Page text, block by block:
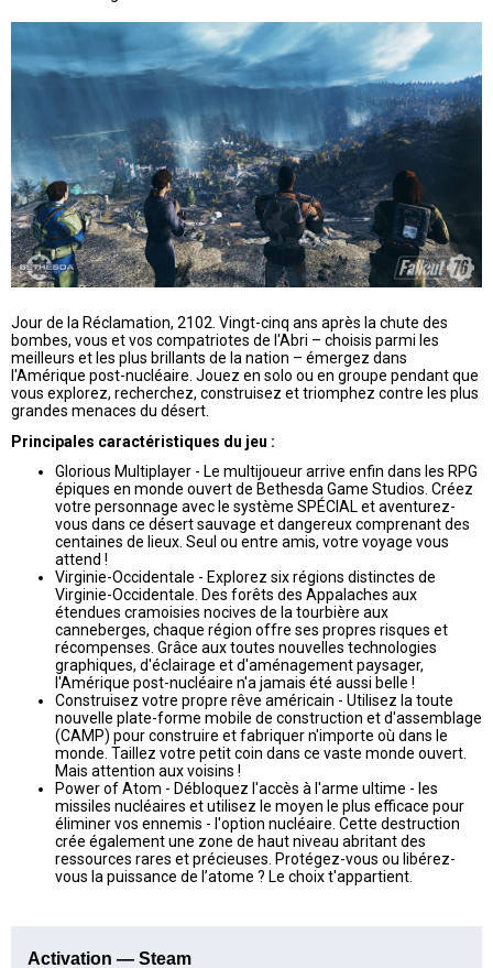
Jour de la Réclamation, 2102. Vingt-cinq ans après la chute des
bombes, vous et vos compatriotes de l'Abri – choisis parmi les
meilleurs et les plus brillants de la nation – émergez dans
l'Amérique post-nucléaire. Jouez en solo ou en groupe pendant que
vous explorez, recherchez, construisez et triomphez contre les plus
grandes menaces du désert.
Principales caractéristiques du jeu :
Glorious Multiplayer - Le multijoueur arrive enfin dans les RPG
épiques en monde ouvert de Bethesda Game Studios. Créez
votre personnage avec le système SPÉCIAL et aventurez-
vous dans ce désert sauvage et dangereux comprenant des
centaines de lieux. Seul ou entre amis, votre voyage vous
attend !
Virginie-Occidentale - Explorez six régions distinctes de
Virginie-Occidentale. Des forêts des Appalaches aux
étendues cramoisies nocives de la tourbière aux
canneberges, chaque région offre ses propres risques et
récompenses. Grâce aux toutes nouvelles technologies
graphiques, d'éclairage et d'aménagement paysager,
l'Amérique post-nucléaire n'a jamais été aussi belle !
Construisez votre propre rêve américain - Utilisez la toute
nouvelle plate-forme mobile de construction et d'assemblage
(CAMP) pour construire et fabriquer n'importe où dans le
monde. Taillez votre petit coin dans ce vaste monde ouvert.
Mais attention aux voisins !
Power of Atom - Débloquez l'accès à l'arme ultime - les
missiles nucléaires et utilisez le moyen le plus efficace pour
éliminer vos ennemis - l'option nucléaire. Cette destruction
crée également une zone de haut niveau abritant des
ressources rares et précieuses. Protégez-vous ou libérez-
vous la puissance de l’atome ? Le choix t'appartient.
Activation — Steam